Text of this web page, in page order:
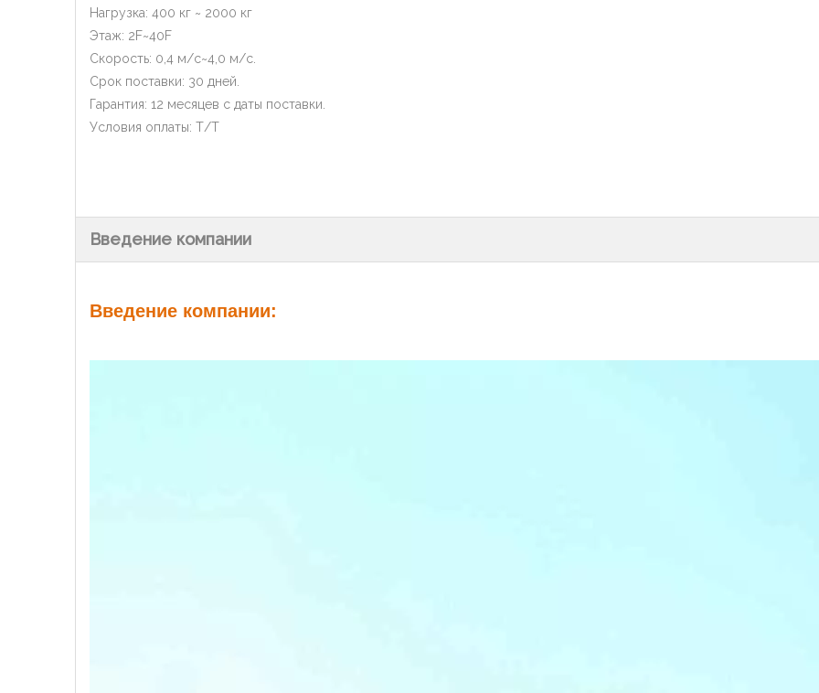
Нагрузка: 400 кг ~ 2000 кг
Этаж: 2F~40F
Скорость: 0,4 м/с~4,0 м/с.
Срок поставки: 30 дней.
Гарантия: 12 месяцев с даты поставки.
Условия оплаты: Т/Т
Введение компании
Введение компании: